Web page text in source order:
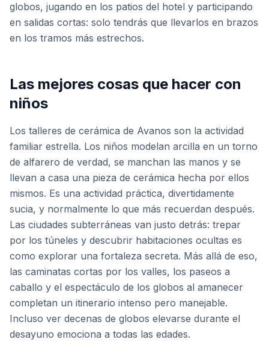
globos, jugando en los patios del hotel y participando
en salidas cortas: solo tendrás que llevarlos en brazos
en los tramos más estrechos.
Las mejores cosas que hacer con
niños
Los talleres de cerámica de Avanos son la actividad
familiar estrella. Los niños modelan arcilla en un torno
de alfarero de verdad, se manchan las manos y se
llevan a casa una pieza de cerámica hecha por ellos
mismos. Es una actividad práctica, divertidamente
sucia, y normalmente lo que más recuerdan después.
Las ciudades subterráneas van justo detrás: trepar
por los túneles y descubrir habitaciones ocultas es
como explorar una fortaleza secreta. Más allá de eso,
las caminatas cortas por los valles, los paseos a
caballo y el espectáculo de los globos al amanecer
completan un itinerario intenso pero manejable.
Incluso ver decenas de globos elevarse durante el
desayuno emociona a todas las edades.